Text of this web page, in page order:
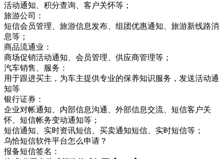
活动通知、积分查询、客户关怀等；
旅游公司：
短信会员管理、旅游信息发布、组团优惠通知、旅游新线路消
息等；
商品流通业：
商场促销活动通知、会员管理、供应商管理等；
汽车销售、服务：
用于跟进买主，为车主提供专业的保养知识服务，发送活动通
知等
银行证券：
企业对帐通知、内部信息沟通、外部信息交流、短信客户关
怀、短信帐务变动通知等；
短信通知、实时资讯短信、买卖通知短信、实时短信等；
乌恰短信软件平台怎么申请？
报备短信签名：